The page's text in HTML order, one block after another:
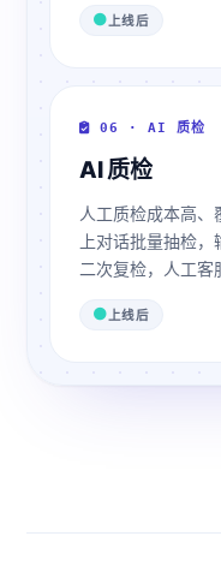
上线后
06 · AI 质检
AI 质检
人工质检成本高
上对话批量抽检
二次复检，人工客
上线后